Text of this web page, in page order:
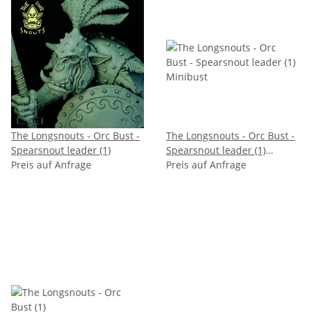
The Longsnouts - Orc Bust -
Spearsnout leader (1)
Preis auf Anfrage
The Longsnouts - Orc Bust -
Spearsnout leader (1)
Minibust
Preis auf Anfrage